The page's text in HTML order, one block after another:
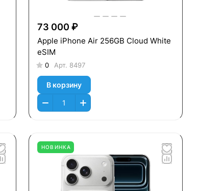
73 000 ₽
Apple iPhone Air 256GB Cloud White
eSIM
0 Арт. 8497
В корзину
НОВИНКА